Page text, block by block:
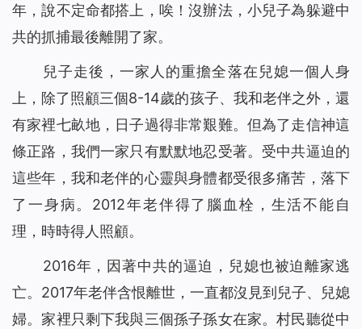
年，說不定命都搭上，唉！沒辦法，小兒子為躲避中
共的抓捕最後離開了家。
兒子走後，一家人的重擔全落在兒媳一個人身
上，除了照顧三個8-14歲的孩子、我和老伴之外，還
有家裡七畝地，日子過得非常艱難。但為了走信神這
條正路，我們一家只有默默地忍受著。受中共逼迫的
這些年，我和老伴的心靈與身體都受很多痛苦，落下
了一身病。2012年老伴得了腦血栓，生活不能自
理，時時得人照顧。
2016年，因著中共的逼迫，兒媳也被迫離家逃
亡。2017年老伴含恨離世，一直都沒見到兒子、兒媳
婦。家裡只剩下我與三個孫子孫女在家。村民聽從中